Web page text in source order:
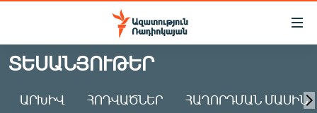
Մատչելիության
Անցնել
հիմնական
Անցնել
ԱԶԱՏՈՒԹՅՈՒՆ TV
ՀԱՅԱՍՏԱՆ
ՏԵՍԱՆՅՈՒԹԵՐ
ԱՐԽԻՎ ՀՈԴՎԱԾՆԵՐ ՀԱՂՈՐԴՄԱՆ ՄԱՍԻՆ